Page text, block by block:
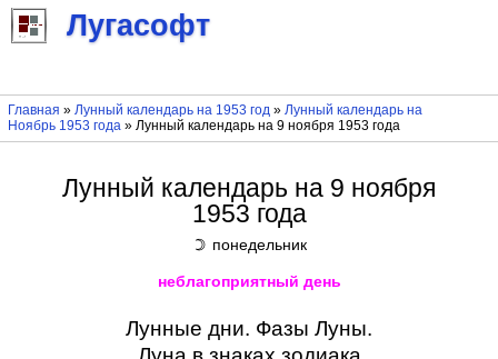
Лугасофт
Главная » Лунный календарь на 1953 год» Лунный календарь на
Ноябрь 1953 года» Лунный календарь на 9 ноября 1953 года
Лунный календарь на 9 ноября
1953 года
☽ понедельник
неблагоприятный день
Лунные дни. Фазы Луны.